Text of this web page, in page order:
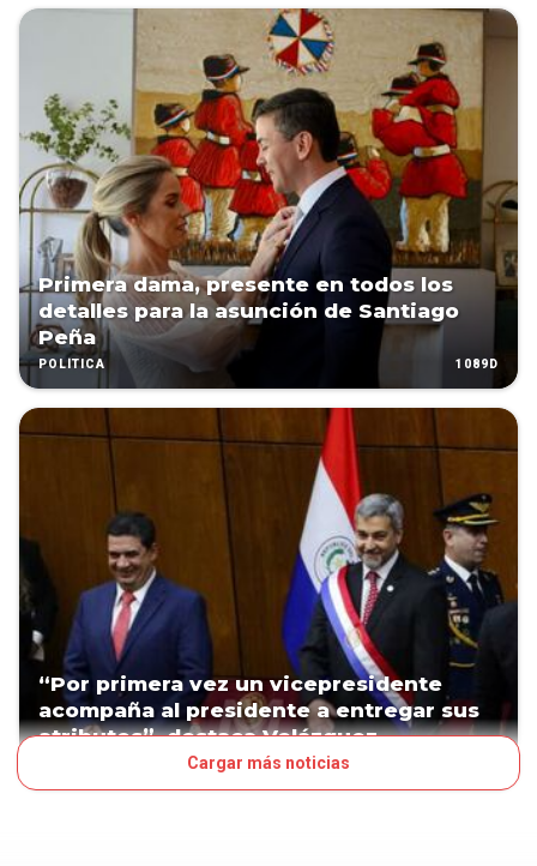
Primera dama, presente en todos los
detalles para la asunción de Santiago
Peña
POLÍTICA 1089D
“Por primera vez un vicepresidente
acompaña al presidente a entregar sus
atributos”, destaca Velázquez
Cargar más noticias